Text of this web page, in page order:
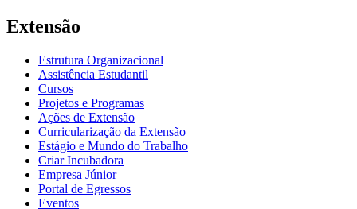
Extensão
Estrutura Organizacional
Assistência Estudantil
Cursos
Projetos e Programas
Ações de Extensão
Curricularização da Extensão
Estágio e Mundo do Trabalho
Criar Incubadora
Empresa Júnior
Portal de Egressos
Eventos